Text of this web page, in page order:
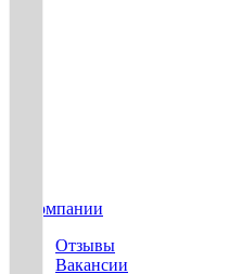
О компании
Отзывы
Вакансии